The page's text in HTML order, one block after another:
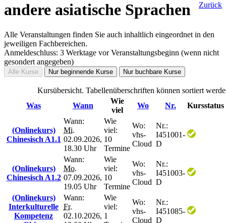
Zurück
andere asiatische Sprachen
Alle Veranstaltungen finden Sie auch inhaltlich eingeordnet in den
jeweiligen Fachbereichen.
Anmeldeschluss: 3 Werktage vor Veranstaltungsbeginn (wenn nicht
gesondert angegeben)
Alle Kurse Nur beginnende Kurse Nur buchbare Kurse
Kursübersicht. Tabellenüberschriften können sortiert
Was
Wann
Wie
viel
Wo Nr. Kursstatus
(Onlinekurs)
Chinesisch A1.1
Wann:
Mi.
02.09.2026,
18.30 Uhr
Wie
viel:
10
Termine
Wo:
vhs-
Cloud
Nr.:
I451001-
D
(Onlinekurs)
Chinesisch A1.2
Wann:
Mo.
07.09.2026,
19.05 Uhr
Wie
viel:
10
Termine
Wo:
vhs-
Cloud
Nr.:
I451003-
D
(Onlinekurs)
Interkulturelle
Kompetenz
Wann:
Fr.
02.10.2026,
Wie
viel:
1
Wo:
vhs-
Cloud
Nr.:
I451085-
D